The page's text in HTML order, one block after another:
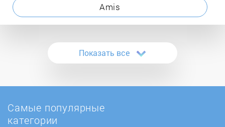
Amis
Apart
ART
Показать все
Самые популярные
категории